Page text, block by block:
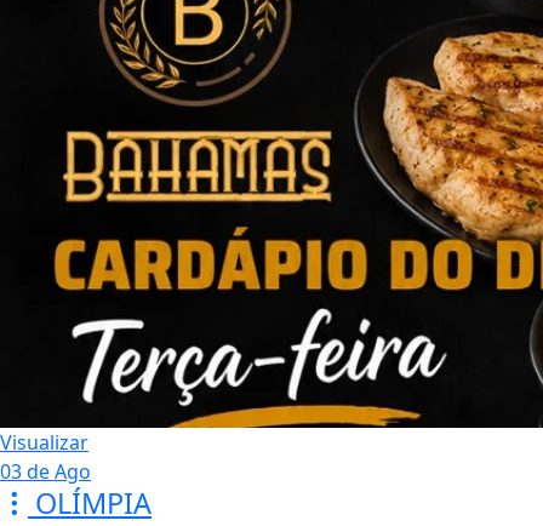
Visualizar
03 de Ago
OLÍMPIA